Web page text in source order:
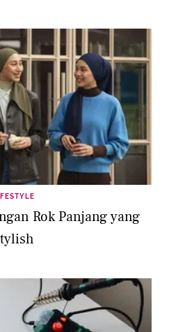
Rok Panjang yang